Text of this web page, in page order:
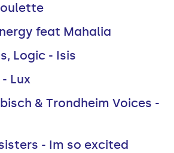
feat Mahalia
Logic - Isis
Lux
& Trondheim Voices -
- Im so excited